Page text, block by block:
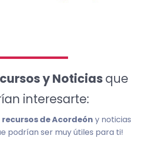
y Noticias que
interesarte:
recursos de Acordeón y noticias
podrían ser muy útiles para ti!